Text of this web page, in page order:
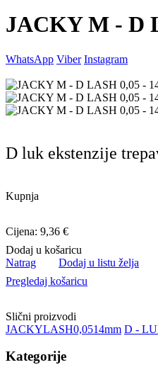
JACKY M - D
WhatsApp Viber Instagram
D luk ekstenzije
Kupnja
Cijena: 9,36 €
Dodaj u košaricu
Natrag
Dodaj u listu želja
Pregledaj košaricu
Slični proizvodi
JACKYLASH0,0514mm D -
Kategorije